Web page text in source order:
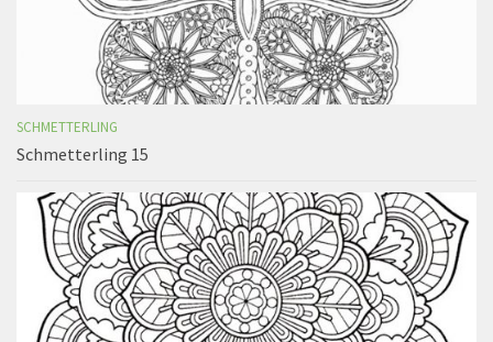
SCHMETTERLING
Schmetterling 15